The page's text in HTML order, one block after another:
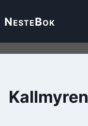
NesteBok
Kallmyren